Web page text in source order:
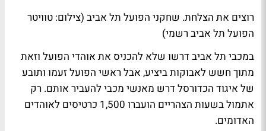
רוצים את הצלחת. שחקני הפועל תל אביב (צילום: טוויטר
הפועל תל אביב רשמי)
במכבי תל אביב דרשו שלא להכניס את אוהדי הפועל וזאת
מתוך חשש לאבוקות ביציע, אבל ראשי הפועל זעמו ותובע
של איגוד הכדורסל דרש מאנשי מכבי להעביר אותם. רק
אתמול בשעות הצהריים הועברו 1,500 כרטיסים לאוהדים
האדומים.